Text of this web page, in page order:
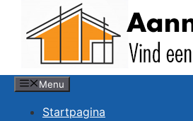
Menu
Startpagina